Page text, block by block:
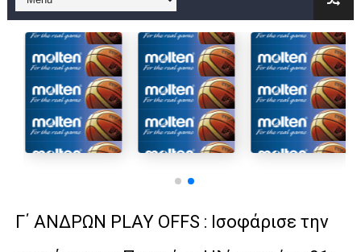
B ΕΦΗΒΩΝ F4 : Χάλκινο το Πέρα 71-56 την Δραπετσώνα στον
Στην National League 2 ο Μανδραϊκός 83-72 τον Εθνικό
Live streaming ΜΠΑΡΑΖ ΑΝΟΔΟΥ ΣΤΗΝ NL 2 : ΑΥΡΙΟ
Β΄ ΕΦΗΒΩΝ F4 : Εντυπωσιακός ο Ρέντης στον τελικό 104-77
Γ΄ ΑΝΔΡΩΝ PLAY OFFS : Ισοφάρισε την